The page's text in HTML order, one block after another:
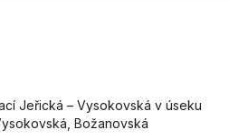
Jeřická – Vysokovská v úseku
Božanovská